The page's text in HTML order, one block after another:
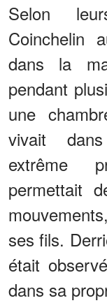
Selon
Coinchelin
dans la
pendant
une
vivait
extrême
permettait
ses fils.
était
dans sa